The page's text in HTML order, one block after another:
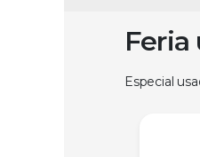
Feria
Especial